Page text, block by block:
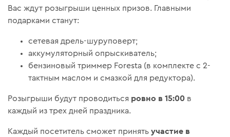
Вас ждут розыгрыши ценных призов. Главными
подарками станут:
сетевая дрель-шуруповерт;
аккумуляторный опрыскиватель;
бензиновый триммер Foresta (в комплекте с 2-
тактным маслом и смазкой для редуктора).
Розыгрыши будут проводиться ровно в 15:00 в
каждый из трех дней праздника.
Каждый посетитель сможет принятьучастие в